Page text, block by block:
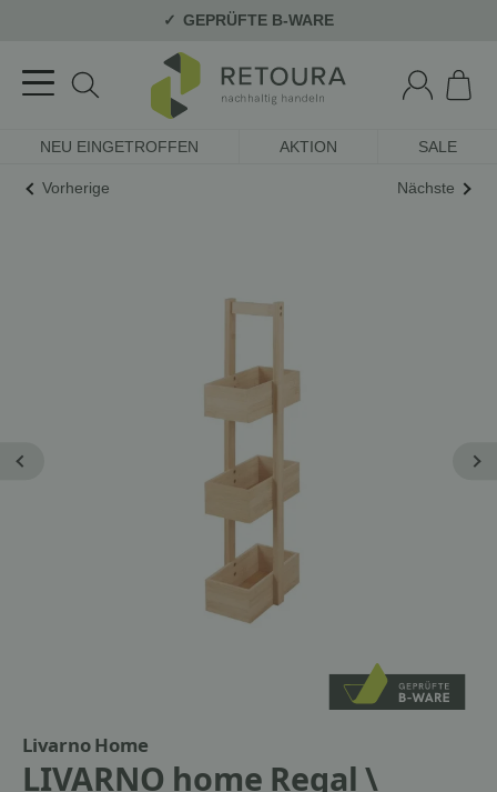
GEPRÜFTE B-WARE
NEU EINGETROFFEN AKTION SALE
Vorherige Nächste
Livarno Home
LIVARNO home Regal \